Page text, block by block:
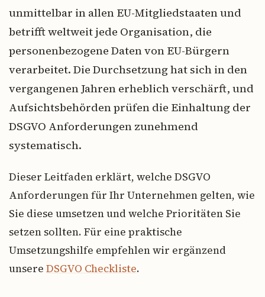
unmittelbar in allen EU-Mitgliedstaaten und
betrifft weltweit jede Organisation, die
personenbezogene Daten von EU-Bürgern
verarbeitet. Die Durchsetzung hat sich in den
vergangenen Jahren erheblich verschärft, und
Aufsichtsbehörden prüfen die Einhaltung der
DSGVO Anforderungen zunehmend
systematisch.
Dieser Leitfaden erklärt, welche DSGVO
Anforderungen für Ihr Unternehmen gelten, wie
Sie diese umsetzen und welche Prioritäten Sie
setzen sollten. Für eine praktische
Umsetzungshilfe empfehlen wir ergänzend
unsere DSGVO Checkliste.